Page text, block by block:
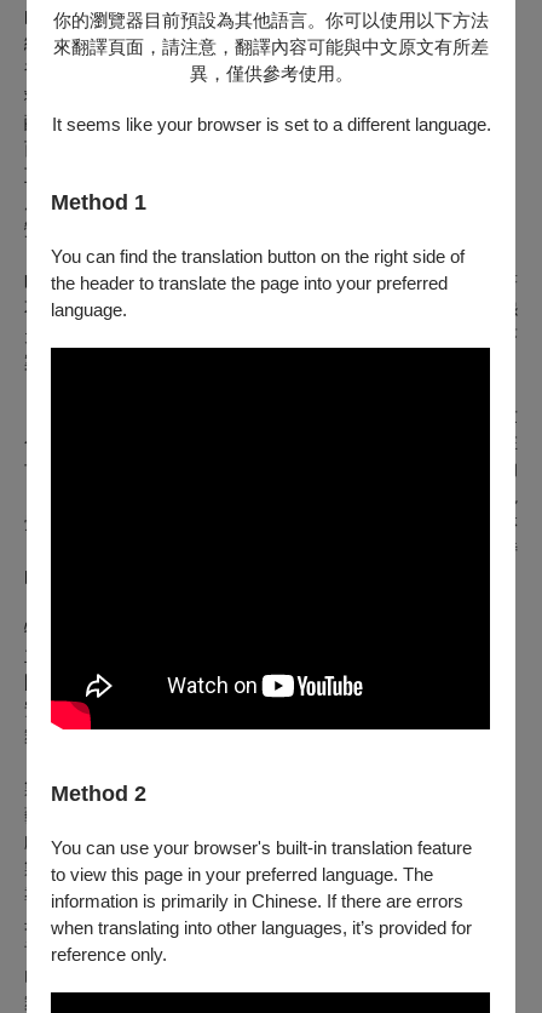
你的瀏覽器目前預設為其他語言。你可以使用以下方法
來翻譯頁面，請注意，翻譯內容可能與中文原文有所差
異，僅供參考使用。
It seems like your browser is set to a different language.
Method 1
You can find the translation button on the right side of
the header to translate the page into your preferred
language.
Method 2
You can use your browser's built-in translation feature
to view this page in your preferred language. The
information is primarily in Chinese. If there are errors
when translating into other languages, it’s provided for
reference only.
的百靈鳥飛走，鬱鬱寡歡而一病不起。黃老爺因此命家丁用獵
網套住大量鳥群試圖尋找百靈鳥。柳管材砍柴時因放走鳥群，
被黃老爺下令將其丟入深山谷，而後被心靈相通的「蠻蠻鳥」
救醒並教他發出黃鶴小姐所養的百靈鳥聲音。鳴音婉轉清脆喚
醒了黃鶴小姐的心！促使兩人以聲相慕動情，雖因金錢霸阻止
而未能相愛廝守，柳管材將心意寄情於木尪仔留給黃鶴，兩人
互相誓言「不見黃河心不死，不見棺材不流淚」的真情約定。
原來兩人是天籟童子與鶴仙子所化身，一對雌雄比翼雙飛的蠻
蠻鳥。
（時間穿越到現代）
時空再次交錯到現代，在研究室裡的無名氏突然醒來不斷看著
不同輪迴時空下的人，讓他回憶起累世荒唐的自己，受業報怨
天尤人，殊不知都是自己造的業，當下會心一笑找到心中的答
案，不再輪迴生死。
《化身》一劇訴說了一個跨越時空的愛情故事，穿梭交錯前世
今生、累世輪迴投胎的每一個人物角色，展現了其複雜的內在
世界。因此本次演出將採用「以畫代戲」、「以曲訴情」的
覺方面，本劇將運用臺灣優秀傑出水墨工筆畫藝術家魏豊淋
（魏滔）大師的畫作，同時融合現代與傳統音樂，創造出獨特
的音樂氛圍。
特邀主演
主演
閃亮新秀｜ 許家綺、陳宗毅、陳品榛、李婉瑜、陳奕儒、柳安
安
舞者｜徐識幃、郭彥緯、蔡豐旭、郭仕廷、陳光君
製作群：
藝術顧問｜劉光桐
戲劇顧問｜洪瓊芳
製作人/編劇/導演｜陳湣玲(米雪)
導演助理｜許家綺
身段指導｜簡嘉誼
音樂設計｜柳信男
山海經畫作演出｜魏豊淋(魏滔)
舞臺暨燈光設計｜璟雙藝創工作室 吳沛穎